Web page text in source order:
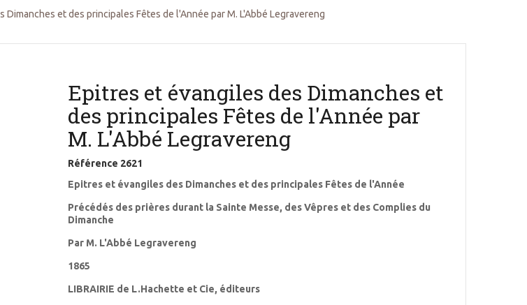
Dimanches et des principales Fêtes de l'Année par M. L'Abbé Legravereng
Epitres et évangiles des Dimanches et
des principales Fêtes de l'Année par
M. L'Abbé Legravereng
Référence 2621
Epitres et évangiles des Dimanches et des principales Fêtes de l'Année
Précédés des prières durant la Sainte Messe, des Vêpres et des Complies du
Dimanche
Par M. L'Abbé Legravereng
1865
LIBRAIRIE de L.Hachette et Cie, éditeurs